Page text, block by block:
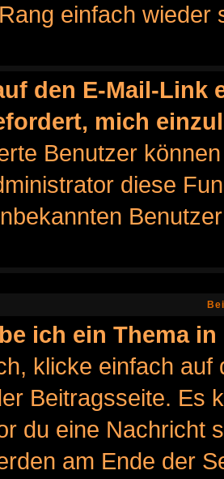
einfach wieder
den E-Mail-Link
mich
Benutzer
diese
ich ein Thema
klicke einfach
Beitragsseite. Es
du eine Nachricht
am Ende der